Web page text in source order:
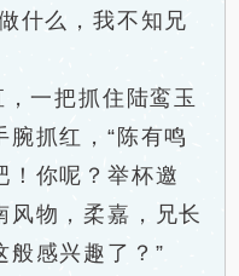
么，我不知兄
一把抓住陆鸾玉
抓红，“陈有鸣
！你呢？举杯邀
风物，柔嘉，兄长
般感兴趣了？”